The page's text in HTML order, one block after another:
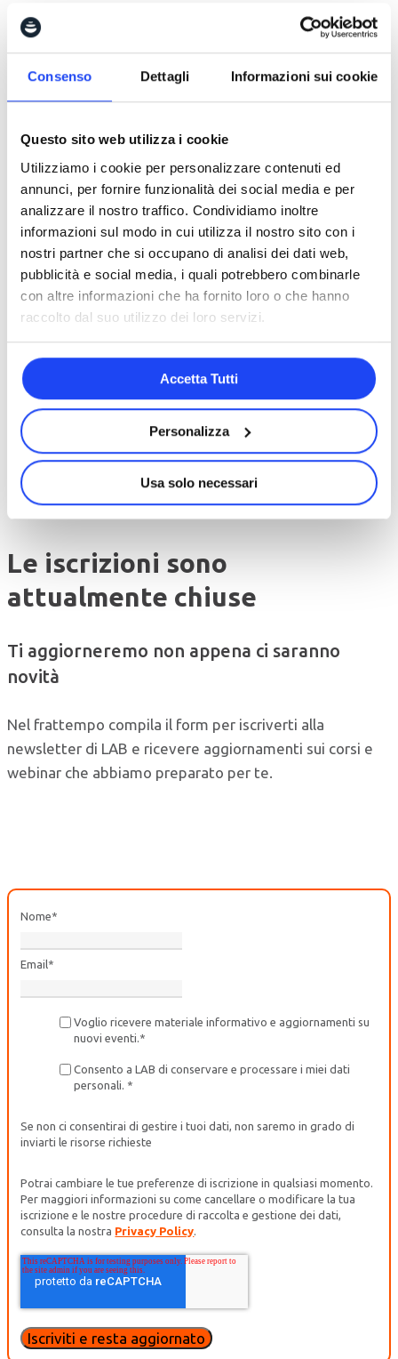
Consenso Dettagli Informazioni sui cookie
Questo sito web utilizza i cookie
Utilizziamo i cookie per personalizzare contenuti ed
annunci, per fornire funzionalità dei social media e per
analizzare il nostro traffico. Condividiamo inoltre
informazioni sul modo in cui utilizza il nostro sito con i
nostri partner che si occupano di analisi dei dati web,
pubblicità e social media, i quali potrebbero combinarle
con altre informazioni che ha fornito loro o che hanno
raccolto dal suo utilizzo dei loro servizi.
Accetta Tutti
Personalizza
Usa solo necessari
Silvia Salese
orientamento ed approccio sistemico avanzato, un
approccio che concerne l’analisi dei molteplici fattori
coinvolti in ogni fenomeno complesso, dall’essere
umano alle organizzazioni. Esperta di neuroscienze e
della loro applicazione nella comunicazione face-toface
e digitale, è coinvolta in progetti nazionali e
internazionali di formazione e applicazione della
comunicazione in ambito psicologico, business ed
Le iscrizioni sono
attualmente chiuse
Ti aggiorneremo non appena ci saranno
novità
Nel frattempo compila il form per iscriverti alla
newsletter di LAB e ricevere aggiornamenti sui corsi e
webinar che abbiamo preparato per te.
Nome*
Email*
Voglio ricevere materiale informativo e aggiornamenti su
nuovi eventi. *
Consento a LAB di conservare e processare i miei dati
personali. *
Se non ci consentirai di gestire i tuoi dati, non saremo in grado di
inviarti le risorse richieste
Potrai cambiare le tue preferenze di iscrizione in qualsiasi momento.
Per maggiori informazioni su come cancellare o modificare la tua
iscrizione e le nostre procedure di raccolta e gestione dei dati,
consulta la nostra Privacy Policy